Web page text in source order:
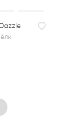
Dazzle